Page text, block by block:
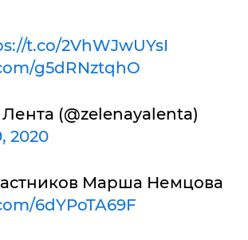
t.co/2VhWJwUYsI
g5dRNztqhO
(@zelenayalenta)
2020
Марша Немцова
6dYPoTA69F